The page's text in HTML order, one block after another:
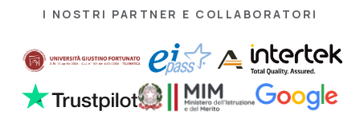
I NOSTRI PARTNER E COLLABORATORI